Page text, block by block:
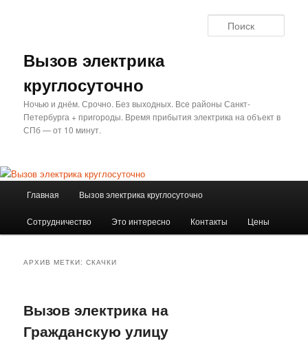
Вызов электрика
круглосуточно
Ночью и днём. Срочно. Без выходных. Все районы Санкт-
Петербурга + пригороды. Время прибытия электрика на объект в
СПб — от 10 минут.
Главная Вызов электрика круглосуточно
Сотрудничество Это интересно Контакты Цены
АРХИВ МЕТКИ:СКАЧКИ
Вызов электрика на
Гражданскую улицу